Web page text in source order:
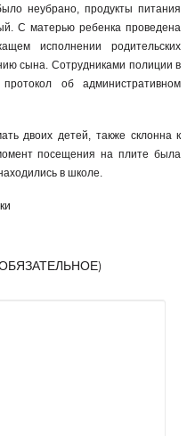
неубрано, продукты питания
С матерью ребенка проведена
исполнении родительских
сына. Сотрудниками полиции в
об административном
двоих детей, также склонна к
посещения на плите была
в школе.